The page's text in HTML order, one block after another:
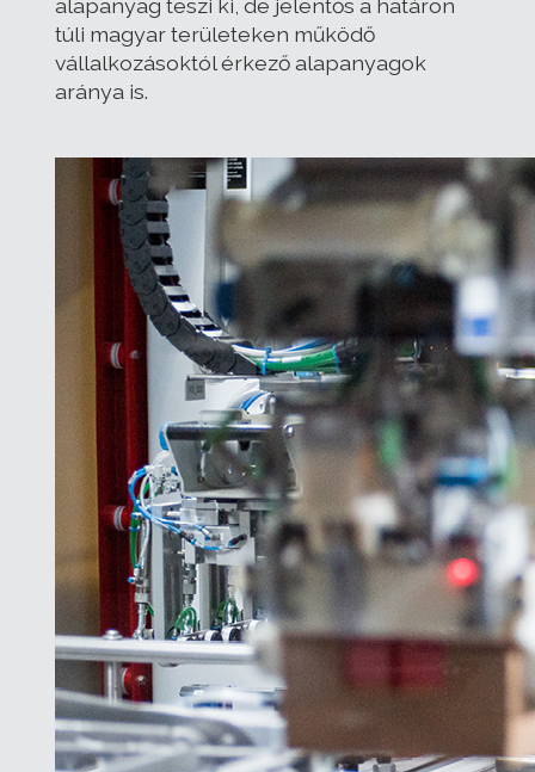
alapanyag teszi ki, de jelentős a határon
túli magyar területeken működő
vállalkozásoktól érkező alapanyagok
aránya is.